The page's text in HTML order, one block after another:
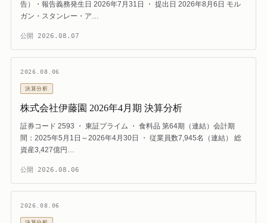
告）・報告義務発生日 2026年7月31日 ・ 提出日 2026年8月6日 モル
ガン・スタンレー・ア…
公開 2026.08.07
2026.08.06
決算分析
株式会社伊藤園 2026年4月期 決算分析
証券コード 2593 ・ 東証プライム ・ 食料品 第64期（連結）会計期
間：2025年5月1日～2026年4月30日 ・ 従業員数7,945名（連結） 総
資産3,427億円…
公開 2026.08.06
2026.08.06